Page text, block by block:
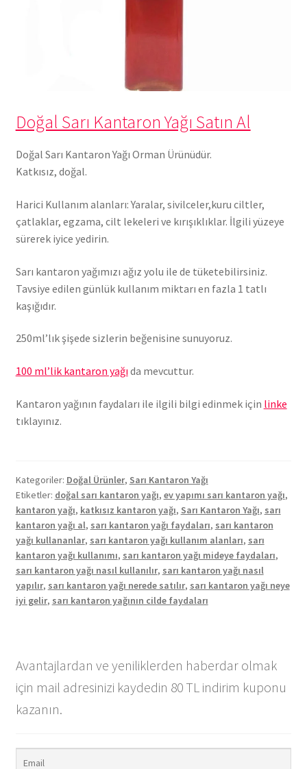
Doğal Sarı Kantaron Yağı Satın Al
Doğal Sarı Kantaron Yağı Orman Ürünüdür.
Katkısız, doğal.
Harici Kullanım alanları: Yaralar, sivilceler,kuru ciltler,
çatlaklar, egzama, cilt lekeleri ve kırışıklıklar. İlgili yüzeye
sürerek iyice yedirin.
Sarı kantaron yağımızı ağız yolu ile de tüketebilirsiniz.
Tavsiye edilen günlük kullanım miktarı en fazla 1 tatlı
kaşığıdır.
250ml’lık şişede sizlerin beğenisine sunuyoruz.
100 ml’lik kantaron yağıda mevcuttur.
Kantaron yağının faydaları ile ilgili bilgi edinmek için linke
tıklayınız.
Kategoriler: Doğal Ürünler, Sarı Kantaron Yağı
Etiketler: doğal sarı kantaron yağı, ev yapımı sarı kantaron yağı,
kantaron yağı, katkısız kantaron yağı, Sarı Kantaron Yağı, sarı
kantaron yağı al, sarı kantaron yağı faydaları, sarı kantaron
yağı kullananlar, sarı kantaron yağı kullanım alanları, sarı
kantaron yağı kullanımı, sarı kantaron yağı mideye faydaları,
sarı kantaron yağı nasıl kullanılır, sarı kantaron yağı nasıl
yapılır, sarı kantaron yağı nerede satılır, sarı kantaron yağı neye
iyi gelir, sarı kantaron yağının cilde faydaları
Avantajlardan ve yeniliklerden haberdar olmak
için mail adresinizi kaydedin 80 TL indirim kuponu
kazanın.